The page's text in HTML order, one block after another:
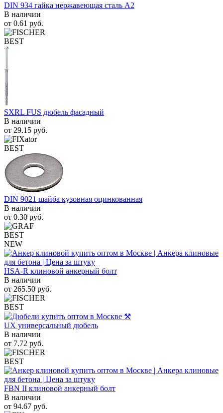
DIN 934 гайка нержавеющая сталь A2
В наличии
от 0.61 руб.
BEST
SXRL FUS дюбель фасадный
В наличии
от 29.15 руб.
BEST
DIN 9021 шайба кузовная оцинкованная
В наличии
от 0.30 руб.
BEST
NEW
HSA-R клиновой анкерный болт
В наличии
от 265.50 руб.
BEST
UX универсальный дюбель
В наличии
от 7.72 руб.
BEST
FBN II клиновой анкерный болт
В наличии
от 94.67 руб.